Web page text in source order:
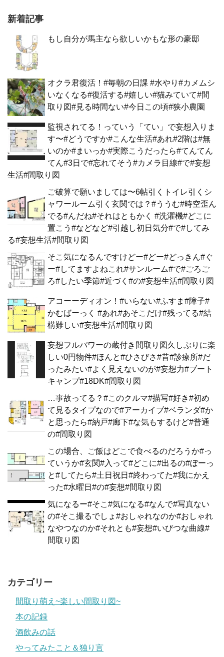
新着記事
もし自分が馬主なら欲しいかもな形の豪邸
オクラ君復活！#毎朝の日課 #水やり#カメムシ
いなくなる#復活する#嬉しい#猫みていて#間
取り図#見る時間ない#今日この頃#狭小農園
監視されてる！っていう「てい」で妄想入りま
す〜#どうですか#こんな生活#あれ#2階は#無
いのか#まいっか#実際こうだったら#てんてん
てん#3日で#忘れてそう#カメラ目線#で#妄想
生活#間取り図
ご破算で願いましては〜6帖引くトイレ引くシ
ャワールーム引く玄関では？#ううむ#時空歪ん
でる#んだね#それはともかく #洗濯機#どこに
置こう#などなど#引越し初日気分#で#してみ
る#妄想生活#間取り図
そこ気になるんですけどー#どー#どっきん#ぐ
ー#してますよねこれ#サンルーム#で#ごろご
ろ#したい季節#近づく#の#妄想生活#間取り図
アコーーディオン！#いらない#ふすま#障子#
かむばーっく #あれ#あそこだけ#残ってる#結
構難しい#妄想生活#間取り図
妄想フルパワーの蔵付き間取り図久しぶりに楽
しい0円物件#ほんと#ひさびさ#昔#診療所#だ
ったみたい#よく見えないのが#妄想力#ブート
キャンプ#18DK#間取り図
…事故ってる？#このクルマ#描写#好き#初め
て見るタイプなので#アーカイブ#ベランダ#か
と思ったら#納戸#廊下#な気もするけど#普通
の#間取り図
この場合、ご飯はどこで食べるのだろうか#っ
ていうか#玄関#入って#どこに#出るの#ぼーっ
と#してたら#土日祝日#終わってた#我にかえ
った#水曜日#の#妄想#間取り図
気になるー#そこ#気になる#なんで#写真ない
の#そこ撮るでしょ#おしゃれなのか#おしゃれ
なやつなのか#それとも#妄想#いびつな曲線#
間取り図
カテゴリー
間取り萌え~楽しい間取り図~
本の記録
酒飲みの話
やってみたこと＆独り言